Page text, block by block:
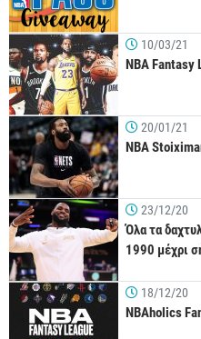
10/03/21
NBA Fantasy
20/01/21
NBA
23/12/20
Όλα τα
1990 μέχρι
18/12/20
NBAholics